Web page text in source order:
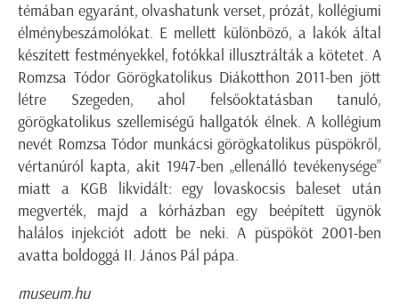
témában egyaránt, olvashatunk verset, prózát, kollégiumi
élménybeszámolókat. E mellett különböző, a lakók által
készített festményekkel, fotókkal illusztrálták a kötetet. A
Romzsa Tódor Görögkatolikus Diákotthon 2011-ben jött
létre Szegeden, ahol felsőoktatásban tanuló,
görögkatolikus szellemiségű hallgatók élnek. A kollégium
nevét Romzsa Tódor munkácsi görögkatolikus püspökről,
vértanúról kapta, akit 1947-ben „ellenálló tevékenysége”
miatt a KGB likvidált: egy lovaskocsis baleset után
megverték, majd a kórházban egy beépített ügynök
halálos injekciót adott be neki. A püspököt 2001-ben
avatta boldoggá II. János Pál pápa.
museum.hu